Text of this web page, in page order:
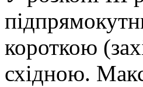
короткою
східною.